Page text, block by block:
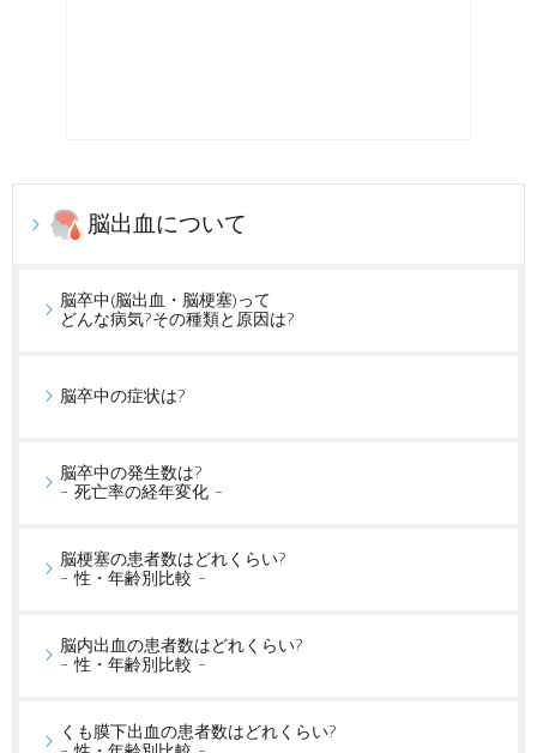
脳出血について
脳卒中(脳出血・脳梗塞)って
どんな病気?その種類と原因は?
脳卒中の症状は?
脳卒中の発生数は?
- 死亡率の経年変化 -
脳梗塞の患者数はどれくらい?
- 性・年齢別比較 -
脳内出血の患者数はどれくらい?
- 性・年齢別比較 -
くも膜下出血の患者数はどれくらい?